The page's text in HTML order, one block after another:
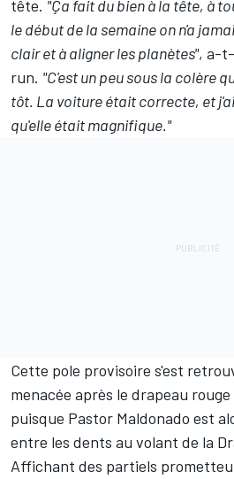
tête. "Ça fait du bien à la tête, à
le début de la semaine on n'a
clair et à aligner les planètes", a-
run. "C'est un peu sous la colère
tôt. La voiture était correcte, et
qu'elle était magnifique."
Cette pole provisoire s'est
menacée après le drapeau
puisque Pastor Maldonado est
entre les dents au volant de la
Affichant des partiels